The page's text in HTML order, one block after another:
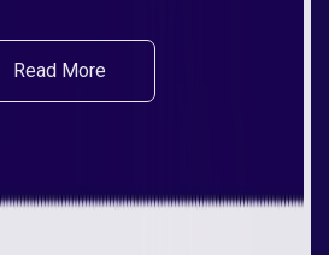
Read More